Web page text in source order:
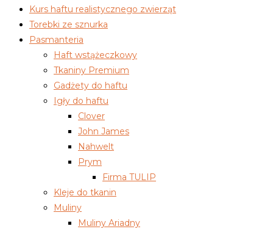
Kurs haftu realistycznego zwierząt
Torebki ze sznurka
Pasmanteria
Haft wstążeczkowy
Tkaniny Premium
Gadżety do haftu
Igły do haftu
Clover
John James
Nahwelt
Prym
Firma TULIP
Kleje do tkanin
Muliny
Muliny Ariadny